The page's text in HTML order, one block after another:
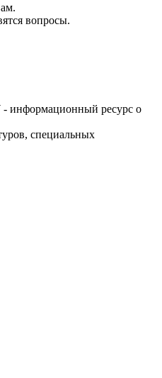
вопросы.
- информационный ресурс о
специальных